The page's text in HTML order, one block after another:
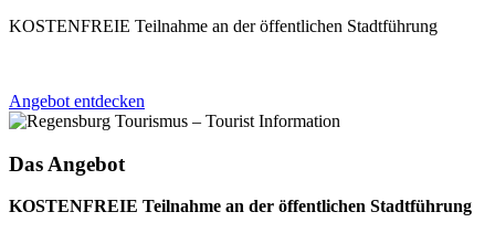
KOSTENFREIE Teilnahme an der öffentlichen Stadtführung
Angebot entdecken
Das Angebot
KOSTENFREIE Teilnahme an der öffentlichen Stadtführung